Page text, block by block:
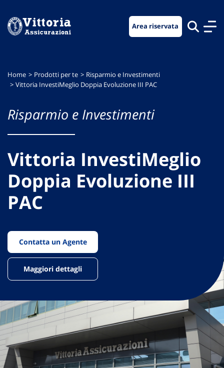
menu
contenuto
footer
Area riservata
Home Prodotti per te
Risparmio e Investimenti
Vittoria InvestiMeglio Doppia Evoluzione III PAC
Risparmio e Investimenti
Vittoria InvestiMeglio
Doppia Evoluzione III
PAC
Contatta un Agente
Maggiori dettagli